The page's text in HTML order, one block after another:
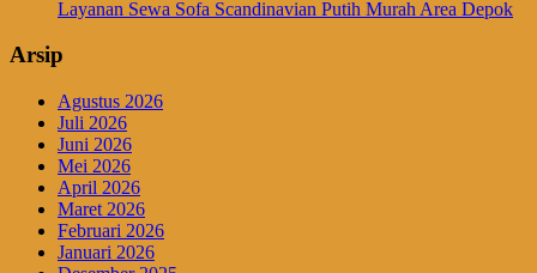
Layanan Sewa Sofa Scandinavian Putih Murah Area Depok
Arsip
Agustus 2026
Juli 2026
Juni 2026
Mei 2026
April 2026
Maret 2026
Februari 2026
Januari 2026